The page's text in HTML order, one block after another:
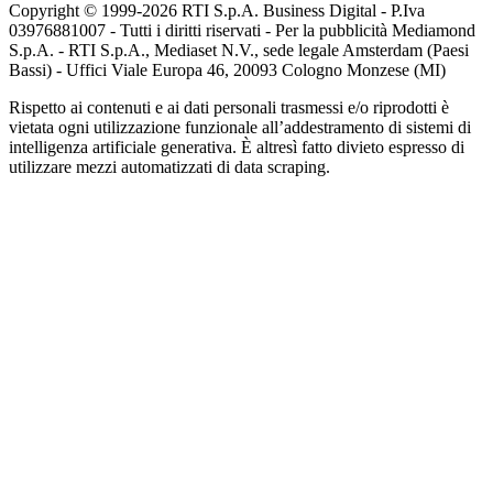
Copyright © 1999-2026 RTI S.p.A. Business Digital - P.Iva
03976881007 - Tutti i diritti riservati - Per la pubblicità Mediamond
S.p.A. - RTI S.p.A., Mediaset N.V., sede legale Amsterdam (Paesi
Bassi) - Uffici Viale Europa 46, 20093 Cologno Monzese (MI)
Rispetto ai contenuti e ai dati personali trasmessi e/o riprodotti è
vietata ogni utilizzazione funzionale all’addestramento di sistemi di
intelligenza artificiale generativa. È altresì fatto divieto espresso di
utilizzare mezzi automatizzati di data scraping.